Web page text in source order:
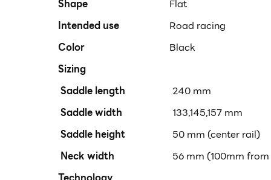
Shape
Flat
Intended use
Road racing
Color
Black
Sizing
Saddle length
240 mm
Saddle width
133,145,157 mm
Saddle height
50 mm (center rail)
Neck width
56 mm (100mm